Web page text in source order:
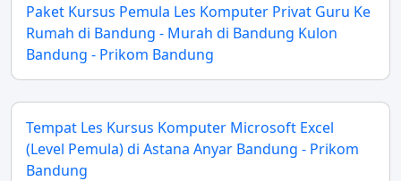
Paket Kursus Pemula Les Komputer Privat Guru Ke
Rumah di Bandung - Murah di Bandung Kulon
Bandung - Prikom Bandung
Tempat Les Kursus Komputer Microsoft Excel
(Level Pemula) di Astana Anyar Bandung - Prikom
Bandung